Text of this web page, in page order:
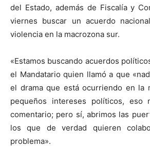
del Estado, además de Fiscalía y
viernes buscar un acuerdo
violencia en la macrozona sur.
«Estamos buscando acuerdos
el Mandatario quien llamó a que
el drama que está ocurriendo en la
pequeños intereses políticos, eso
comentario; pero sí, abrimos las
los que de verdad quieren
problema».